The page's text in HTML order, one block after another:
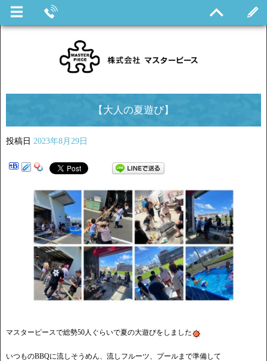
【大人の夏遊び】
投稿日 2023年8月29日
マスターピースで総勢50人ぐらいで夏の大遊びをしました
いつものBBQに流しそうめん、流しフルーツ、プールまで準備して